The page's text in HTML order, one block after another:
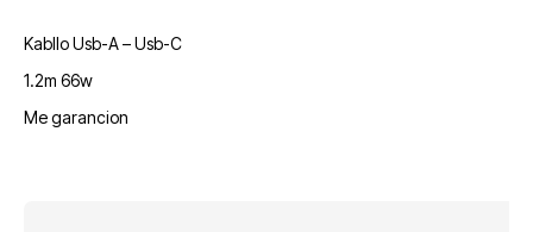
Kabllo Usb-A – Usb-C
1.2m 66w
Me garancion